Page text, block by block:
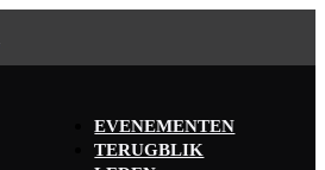
EVENEMENTEN
TERUGBLIK